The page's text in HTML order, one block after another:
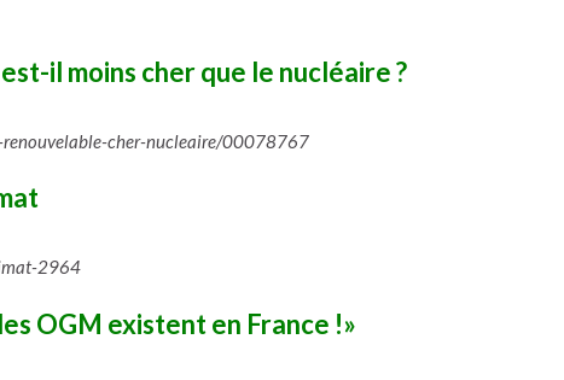
il moins cher que le nucléaire ?
cher-nucleaire/00078767
2964
OGM existent en France !»